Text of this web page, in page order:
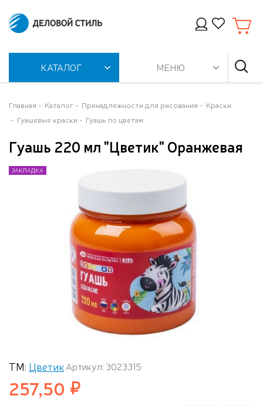
КАТАЛОГ МЕНЮ
Главная Каталог Принадлежности для рисования
Краски
Гуашевые краски
Гуашь по цветам
Гуашь 220 мл "Цветик" Оранжевая
ЗАКЛАДКА
ЗАКЛАДКА
ТМ: ЦветикАртикул: 3023315
257,50